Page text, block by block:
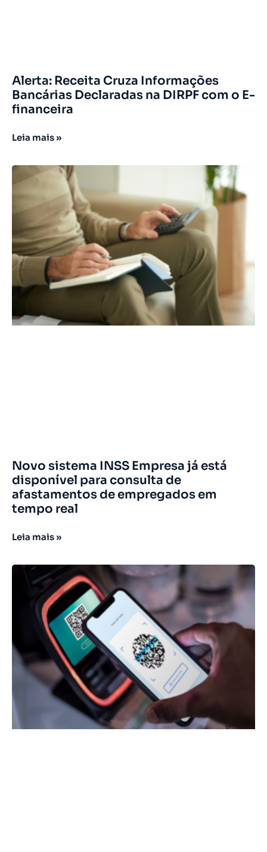
Alerta: Receita Cruza Informações
Bancárias Declaradas na DIRPF com o E-
financeira
Leia mais »
Novo sistema INSS Empresa já está
disponível para consulta de
afastamentos de empregados em
tempo real
Leia mais »